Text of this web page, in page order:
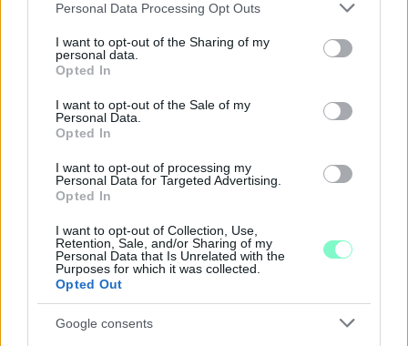
Please note that this website/app uses one or more Google
not limited to your visit or usage behaviour. You may click to
grant or deny consent to Google and its third-party tags to
use your data for below specified purposes in below Google
consent section.
Personal Data Processing Opt Outs
I want to opt-out of the Sharing of my
personal data.
Opted In
I want to opt-out of the Sale of my
Personal Data.
Opted In
I want to opt-out of processing my
Personal Data for Targeted Advertising.
Opted In
I want to opt-out of Collection, Use,
Retention, Sale, and/or Sharing of my
Personal Data that Is Unrelated with the
Purposes for which it was collected.
Opted Out
Google consents
A RÓMAIAKTÓL AZ AGYAGKATONÁKIG –
TÁRLATVEZETÉSEK, WORKSHOP ÉS
KÖZÖNSÉGTALÁLKOZÓ VÁRJA A LÁTOGATÓKAT A
GYŐRI RÓMER MÚZEUMBAN
Ingyenes programokkal és különleges kiállításokkal készülnek a
– Kőtár is díjmentesen látogatható.